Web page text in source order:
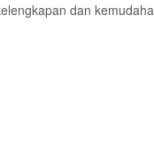
dan